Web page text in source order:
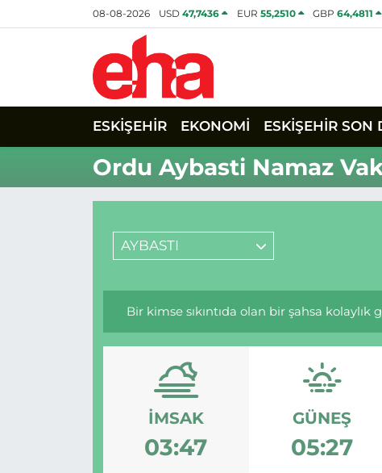
08-08-2026 USD47,7436 EUR 55,2510 GBP64,4811
ESKİŞEHİR EKONOMİ ESKİŞEHİR SON
Ordu Aybasti Namaz
AYBASTI
Bir kimse sıkıntıda olan bir şahsa
İMSAK
03:47
GÜNEŞ
05:27